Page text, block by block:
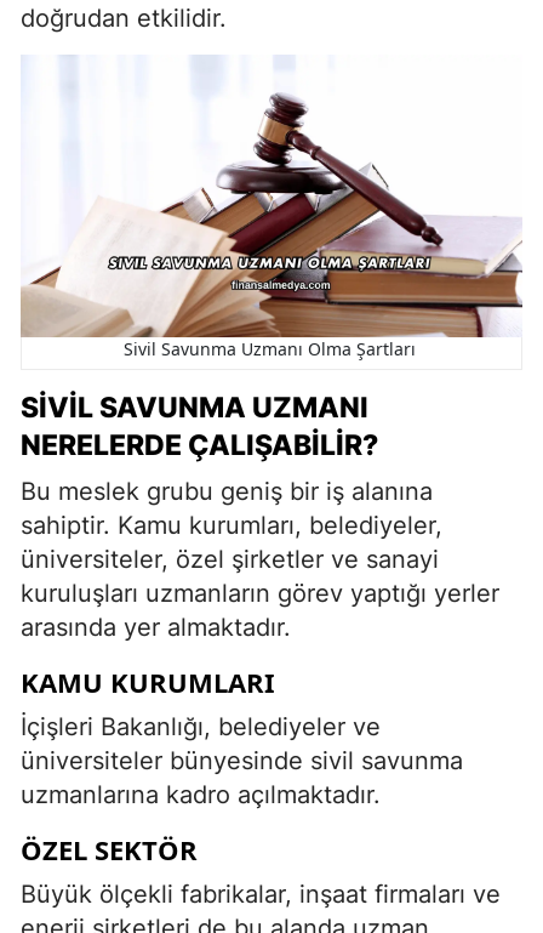
doğrudan etkilidir.
Sivil Savunma Uzmanı Olma Şartları
SIVIL SAVUNMA UZMANI
NERELERDE ÇALIŞABILIR?
Bu meslek grubu geniş bir iş alanına
sahiptir. Kamu kurumları, belediyeler,
üniversiteler, özel şirketler ve sanayi
kuruluşları uzmanların görev yaptığı yerler
arasında yer almaktadır.
KAMU KURUMLARI
İçişleri Bakanlığı, belediyeler ve
üniversiteler bünyesinde sivil savunma
uzmanlarına kadro açılmaktadır.
ÖZEL SEKTÖR
Büyük ölçekli fabrikalar, inşaat firmaları ve